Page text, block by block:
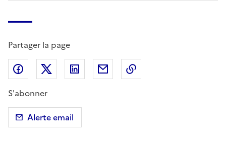
Partager la page
Partager sur Facebook
Partager sur X (anciennement Twitter)
Partager sur LinkedIn
Partager par email
S'abonner
Alerte email